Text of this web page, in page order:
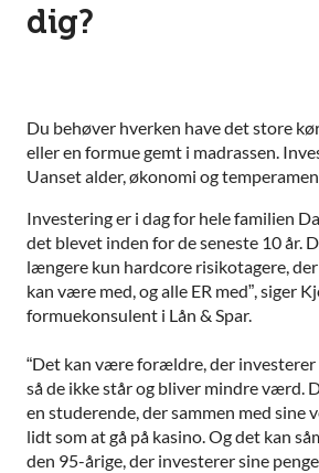
dig?
Du behøver hverken have det store
eller en formue gemt i madrassen.
Uanset alder, økonomi og
Investering er i dag for hele familien
det blevet inden for de seneste 10 år.
længere kun hardcore risikotagere,
kan være med, og alle ER med”, siger
formuekonsulent i Lån & Spar.
“Det kan være forældre, der
så de ikke står og bliver mindre værd.
en studerende, der sammen med sine
lidt som at gå på kasino. Og det kan
den 95-årige, der investerer sine